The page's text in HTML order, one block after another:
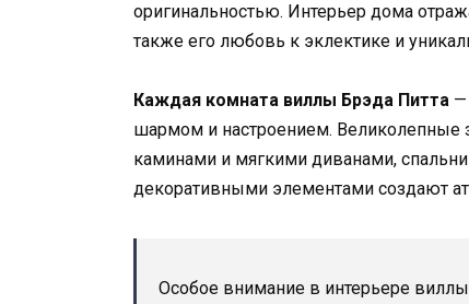
оригинальностью. Интерьер дома
также его любовь к эклектике и
Каждая комната виллы Брэда Питта —
шармом и настроением. Великолепные
каминами и мягкими диванами,
декоративными элементами создают
Особое внимание в интерьере